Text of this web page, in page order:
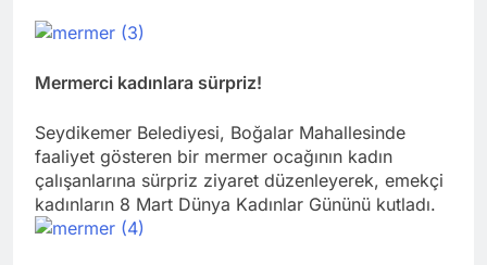
Mermerci kadınlara sürpriz!
Seydikemer Belediyesi, Boğalar Mahallesinde
faaliyet gösteren bir mermer ocağının kadın
çalışanlarına sürpriz ziyaret düzenleyerek, emekçi
kadınların 8 Mart Dünya Kadınlar Gününü kutladı.